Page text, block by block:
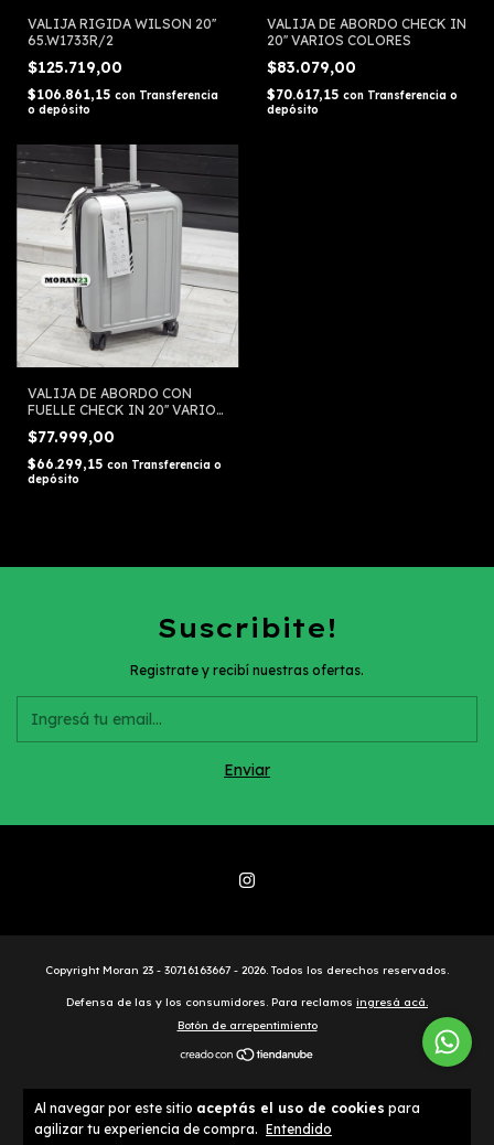
Al navegar por este sitio aceptás el uso de cookies para
agilizar tu experiencia de compra. Entendido
VALIJA RIGIDA WILSON 20''
65.W1733R/2
$125.719,00
$106.861,15 con Transferencia
o depósito
VALIJA DE ABORDO CHECK IN
20'' VARIOS COLORES
$83.079,00
$70.617,15 con Transferencia o
depósito
VALIJA DE ABORDO CON
FUELLE CHECK IN 20'' VARIOS
$77.999,00
$66.299,15 con Transferencia o
depósito
Suscribite!
Registrate y recibí nuestras ofertas.
Copyright Moran 23 - 30716163667 - 2026. Todos los derechos reservados.
Defensa de las y los consumidores. Para reclamos ingresá acá.
Botón de arrepentimiento